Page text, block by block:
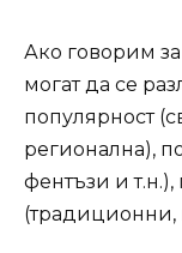
Ако говорим
могат да се
популярност
регионална),
фентъзи и
(традиционни,